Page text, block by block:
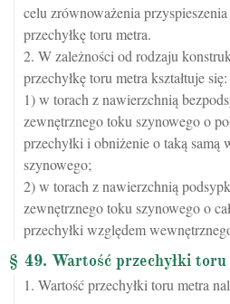
celu zrównoważenia
przechyłkę toru metra.
2. W zależności od rodzaju
przechyłkę toru metra kształtuje się:
1) w torach z nawierzchnią
zewnętrznego toku szynowego o
przechyłki i obniżenie o taką samą
szynowego;
2) w torach z nawierzchnią
zewnętrznego toku szynowego o
przechyłki względem
§ 49. Wartość przechyłki toru
1. Wartość przechyłki toru metra